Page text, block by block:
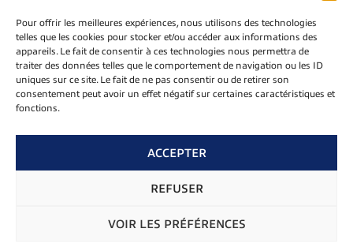
Pour offrir les meilleures expériences, nous utilisons des technologies
telles que les cookies pour stocker et/ou accéder aux informations des
appareils. Le fait de consentir à ces technologies nous permettra de
traiter des données telles que le comportement de navigation ou les ID
uniques sur ce site. Le fait de ne pas consentir ou de retirer son
consentement peut avoir un effet négatif sur certaines caractéristiques et
fonctions.
ACCEPTER
REFUSER
VOIR LES PRÉFÉRENCES
Documentation
Télécharger notre plaquette
Newsletter
Inscrivez-vous pour recevoir notre newsletter